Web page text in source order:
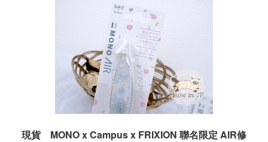
現貨 MONO x Campus x FRIXION 聯名限定 AIR修